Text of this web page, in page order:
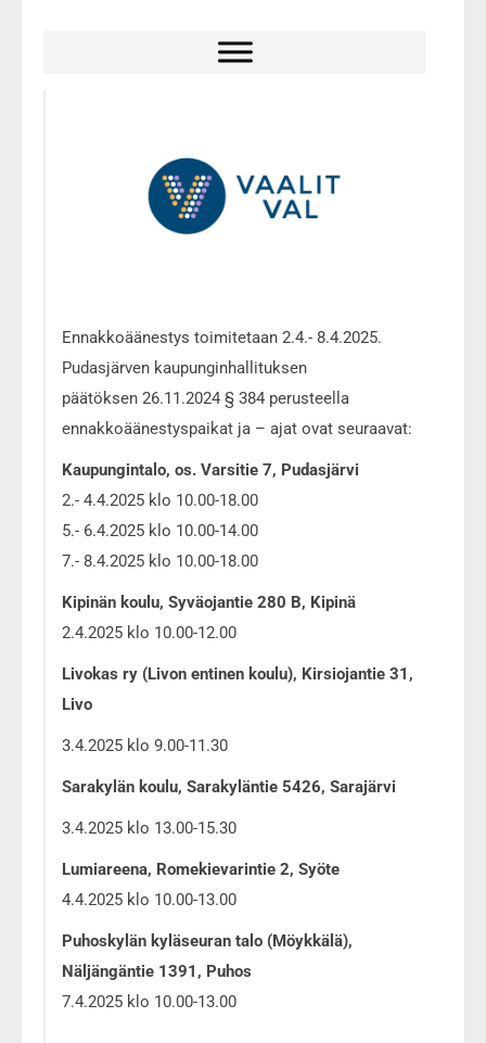
Ennakkoäänestys toimitetaan 2.4.- 8.4.2025.
Pudasjärven kaupunginhallituksen
päätöksen 26.11.2024 § 384 perusteella
ennakkoäänestyspaikat ja – ajat ovat seuraavat:
Kaupungintalo, os. Varsitie 7, Pudasjärvi
2.- 4.4.2025 klo 10.00-18.00
5.- 6.4.2025 klo 10.00-14.00
7.- 8.4.2025 klo 10.00-18.00
Kipinän koulu, Syväojantie 280 B, Kipinä
2.4.2025 klo 10.00-12.00
Livokas ry (Livon entinen koulu), Kirsiojantie 31,
Livo
3.4.2025 klo 9.00-11.30
Sarakylän koulu, Sarakyläntie 5426, Sarajärvi
3.4.2025 klo 13.00-15.30
Lumiareena, Romekievarintie 2, Syöte
4.4.2025 klo 10.00-13.00
Puhoskylän kyläseuran talo (Möykkälä),
Näljängäntie 1391, Puhos
7.4.2025 klo 10.00-13.00